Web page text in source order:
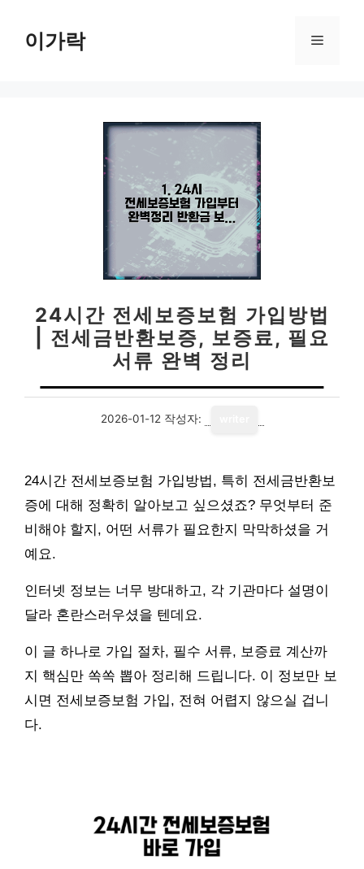
이가락 메
24시간 전세보증보험 가입방법
| 전세금반환보증, 보증료, 필요
서류 완벽 정리
2026-01-12 작성자:
24시간 전세보증보험 가입방법, 특히 전세금반환보
증에 대해 정확히 알아보고 싶으셨죠? 무엇부터 준
비해야 할지, 어떤 서류가 필요한지 막막하셨을 거
예요.
인터넷 정보는 너무 방대하고, 각 기관마다 설명이
달라 혼란스러우셨을 텐데요.
이 글 하나로 가입 절차, 필수 서류, 보증료 계산까
지 핵심만 쏙쏙 뽑아 정리해 드립니다. 이 정보만 보
시면 전세보증보험 가입, 전혀 어렵지 않으실 겁니
다.